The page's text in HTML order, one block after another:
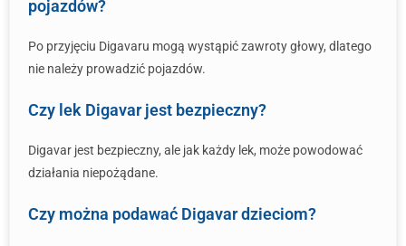
pojazdów?
Po przyjęciu Digavaru mogą wystąpić zawroty głowy, dlatego
nie należy prowadzić pojazdów.
Czy lek Digavar jest bezpieczny?
Digavar jest bezpieczny, ale jak każdy lek, może powodować
działania niepożądane.
Czy można podawać Digavar dzieciom?